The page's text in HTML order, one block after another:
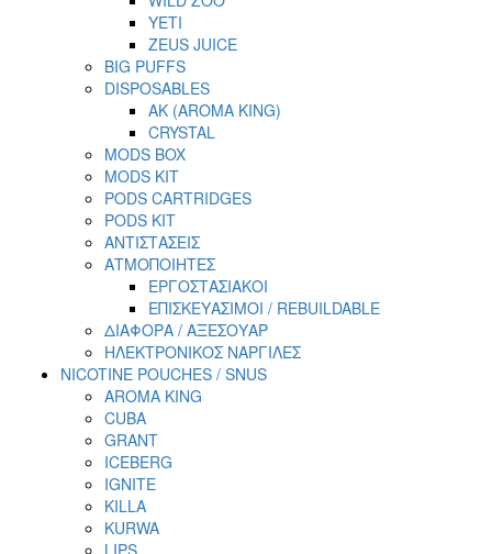
YETI
ZEUS JUICE
BIG PUFFS
DISPOSABLES
AK (AROMA KING)
CRYSTAL
MODS BOX
MODS KIT
PODS CARTRIDGES
PODS KIT
ΑΝΤΙΣΤΑΣΕΙΣ
ΑΤΜΟΠΟΙΗΤΕΣ
ΕΡΓΟΣΤΑΣΙΑΚΟΙ
ΕΠΙΣΚΕΥΑΣΙΜΟΙ / REBUILDABLE
ΔΙΑΦΟΡΑ / ΑΞΕΣΟΥΑΡ
ΗΛΕΚΤΡΟΝΙΚΟΣ ΝΑΡΓΙΛΕΣ
NICOTINE POUCHES / SNUS
AROMA KING
CUBA
GRANT
ICEBERG
IGNITE
KILLA
KURWA
LIPS